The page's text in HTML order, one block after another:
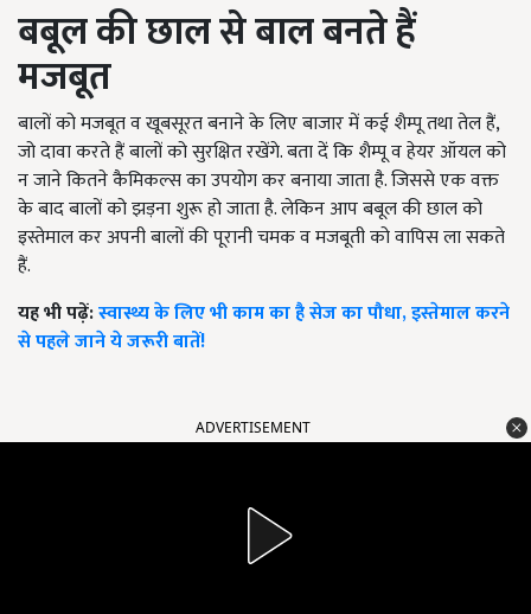
बबूल की छाल से बाल बनते हैं
मजबूत
बालों को मजबूत व खूबसूरत बनाने के लिए बाजार में कई शैम्पू तथा तेल हैं,
जो दावा करते हैं बालों को सुरक्षित रखेंगे. बता दें कि शैम्पू व हेयर ऑयल को
न जाने कितने कैमिकल्स का उपयोग कर बनाया जाता है. जिससे एक वक्त
के बाद बालों को झड़ना शुरू हो जाता है. लेकिन आप बबूल की छाल को
इस्तेमाल कर अपनी बालों की पूरानी चमक व मजबूती को वापिस ला सकते
हैं.
यह भी पढ़ें:स्वास्थ्य के लिए भी काम का है सेज का पौधा, इस्तेमाल करने
से पहले जाने ये जरूरी बातें!
ADVERTISEMENT